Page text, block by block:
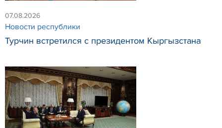
07.08.2026
Новости республики
Турчин встретился с президентом Кыргызстана